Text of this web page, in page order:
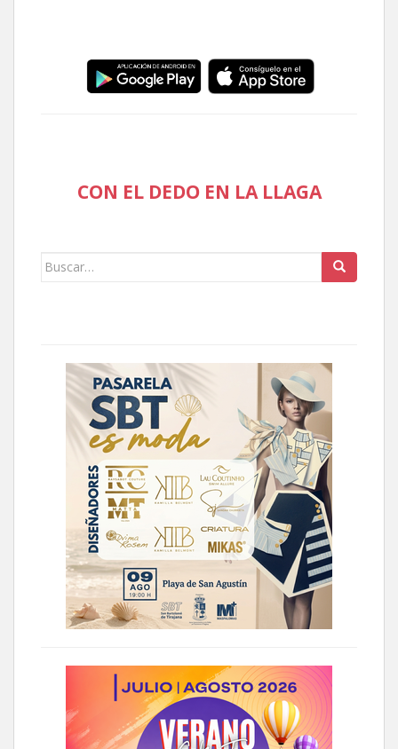
CON EL DEDO EN LA LLAGA
Buscar: